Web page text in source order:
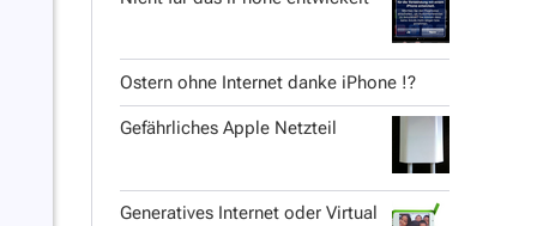
Ostern ohne Internet danke iPhone !?
Gefährliches Apple Netzteil
Generatives Internet oder Virtual